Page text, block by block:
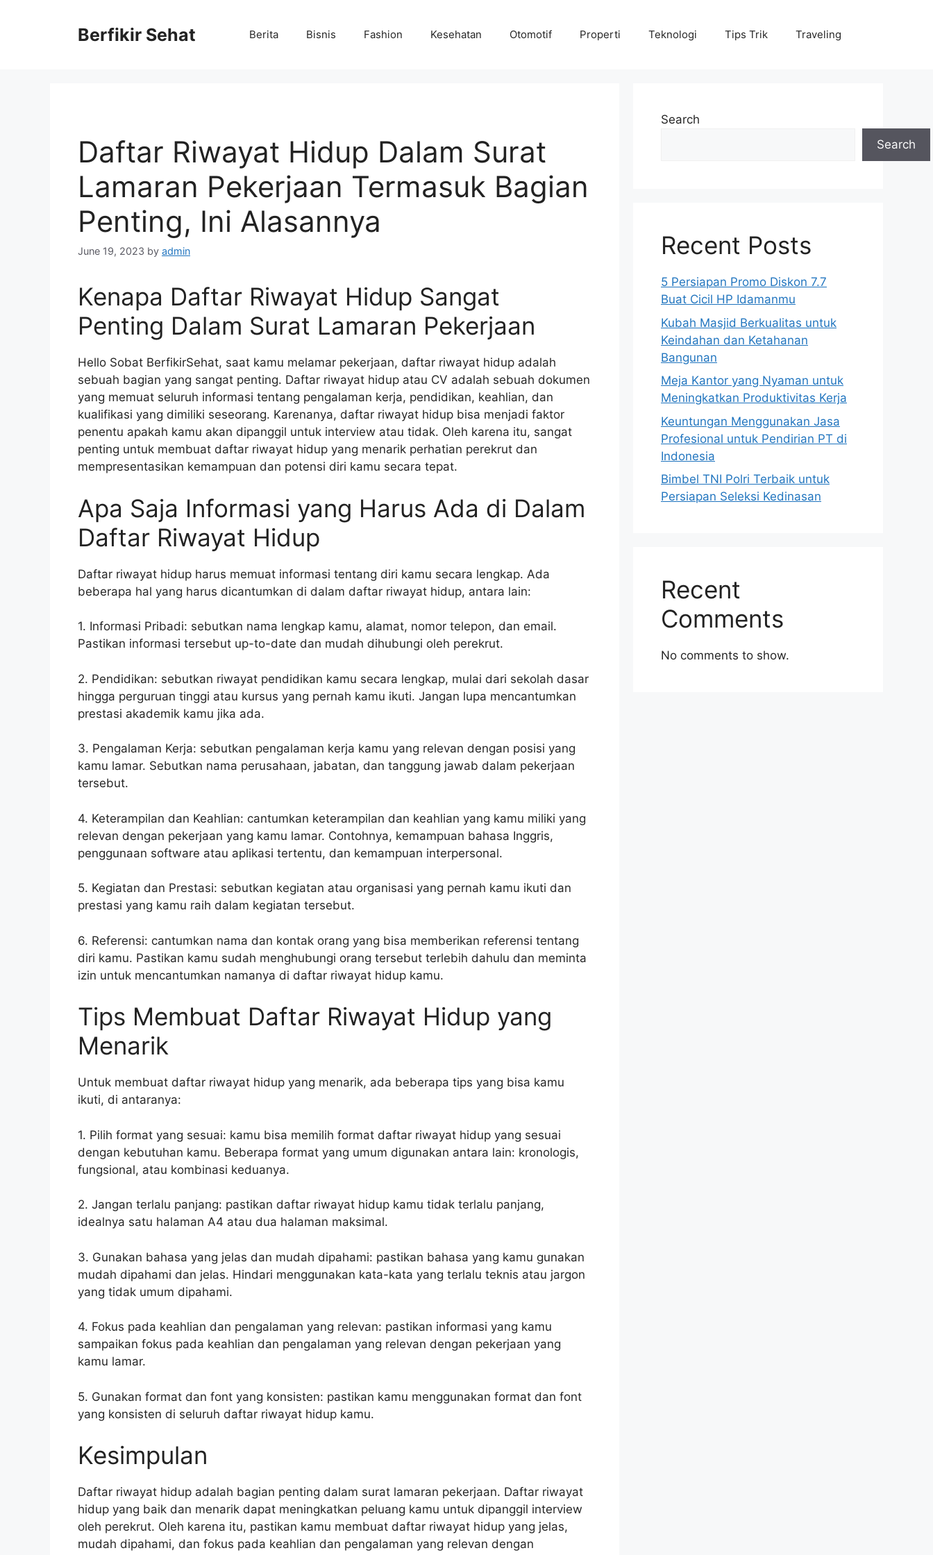
Berfikir Sehat Berita Bisnis Fashion Kesehatan Otomotif Properti Teknologi Tips Trik Traveling
Daftar Riwayat Hidup Dalam Surat
Lamaran Pekerjaan Termasuk Bagian
Penting, Ini Alasannya
June 19, 2023 by admin
Kenapa Daftar Riwayat Hidup Sangat
Penting Dalam Surat Lamaran Pekerjaan
Hello Sobat BerfikirSehat, saat kamu melamar pekerjaan, daftar riwayat hidup adalah
sebuah bagian yang sangat penting. Daftar riwayat hidup atau CV adalah sebuah dokumen
yang memuat seluruh informasi tentang pengalaman kerja, pendidikan, keahlian, dan
kualifikasi yang dimiliki seseorang. Karenanya, daftar riwayat hidup bisa menjadi faktor
penentu apakah kamu akan dipanggil untuk interview atau tidak. Oleh karena itu, sangat
penting untuk membuat daftar riwayat hidup yang menarik perhatian perekrut dan
mempresentasikan kemampuan dan potensi diri kamu secara tepat.
Apa Saja Informasi yang Harus Ada di Dalam
Daftar Riwayat Hidup
Daftar riwayat hidup harus memuat informasi tentang diri kamu secara lengkap. Ada
beberapa hal yang harus dicantumkan di dalam daftar riwayat hidup, antara lain:
1. Informasi Pribadi: sebutkan nama lengkap kamu, alamat, nomor telepon, dan email.
Pastikan informasi tersebut up-to-date dan mudah dihubungi oleh perekrut.
2. Pendidikan: sebutkan riwayat pendidikan kamu secara lengkap, mulai dari sekolah dasar
hingga perguruan tinggi atau kursus yang pernah kamu ikuti. Jangan lupa mencantumkan
prestasi akademik kamu jika ada.
3. Pengalaman Kerja: sebutkan pengalaman kerja kamu yang relevan dengan posisi yang
kamu lamar. Sebutkan nama perusahaan, jabatan, dan tanggung jawab dalam pekerjaan
tersebut.
4. Keterampilan dan Keahlian: cantumkan keterampilan dan keahlian yang kamu miliki yang
relevan dengan pekerjaan yang kamu lamar. Contohnya, kemampuan bahasa Inggris,
penggunaan software atau aplikasi tertentu, dan kemampuan interpersonal.
5. Kegiatan dan Prestasi: sebutkan kegiatan atau organisasi yang pernah kamu ikuti dan
prestasi yang kamu raih dalam kegiatan tersebut.
6. Referensi: cantumkan nama dan kontak orang yang bisa memberikan referensi tentang
diri kamu. Pastikan kamu sudah menghubungi orang tersebut terlebih dahulu dan meminta
izin untuk mencantumkan namanya di daftar riwayat hidup kamu.
Tips Membuat Daftar Riwayat Hidup yang
Menarik
Untuk membuat daftar riwayat hidup yang menarik, ada beberapa tips yang bisa kamu
ikuti, di antaranya:
1. Pilih format yang sesuai: kamu bisa memilih format daftar riwayat hidup yang sesuai
dengan kebutuhan kamu. Beberapa format yang umum digunakan antara lain: kronologis,
fungsional, atau kombinasi keduanya.
2. Jangan terlalu panjang: pastikan daftar riwayat hidup kamu tidak terlalu panjang,
idealnya satu halaman A4 atau dua halaman maksimal.
3. Gunakan bahasa yang jelas dan mudah dipahami: pastikan bahasa yang kamu gunakan
mudah dipahami dan jelas. Hindari menggunakan kata-kata yang terlalu teknis atau jargon
yang tidak umum dipahami.
4. Fokus pada keahlian dan pengalaman yang relevan: pastikan informasi yang kamu
sampaikan fokus pada keahlian dan pengalaman yang relevan dengan pekerjaan yang
kamu lamar.
5. Gunakan format dan font yang konsisten: pastikan kamu menggunakan format dan font
yang konsisten di seluruh daftar riwayat hidup kamu.
Kesimpulan
Daftar riwayat hidup adalah bagian penting dalam surat lamaran pekerjaan. Daftar riwayat
hidup yang baik dan menarik dapat meningkatkan peluang kamu untuk dipanggil interview
oleh perekrut. Oleh karena itu, pastikan kamu membuat daftar riwayat hidup yang jelas,
mudah dipahami, dan fokus pada keahlian dan pengalaman yang relevan dengan
Search
Search
Recent Posts
5 Persiapan Promo Diskon 7.7
Buat Cicil HP Idamanmu
Kubah Masjid Berkualitas untuk
Keindahan dan Ketahanan
Bangunan
Meja Kantor yang Nyaman untuk
Meningkatkan Produktivitas Kerja
Keuntungan Menggunakan Jasa
Profesional untuk Pendirian PT di
Indonesia
Bimbel TNI Polri Terbaik untuk
Persiapan Seleksi Kedinasan
Recent
Comments
No comments to show.